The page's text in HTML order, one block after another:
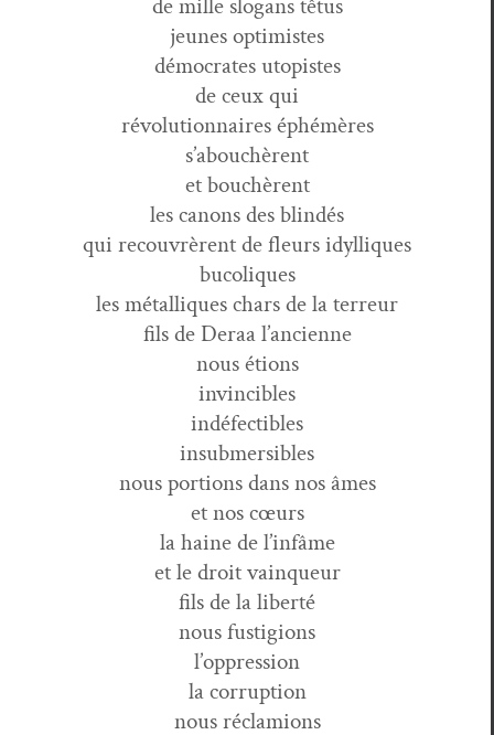
de mille slo­gans têtus
jeunes optimistes
démoc­rates utopistes
de ceux qui
révo­lu­tion­naires éphémères
s’abouchèrent
et bouchèrent
les canons des blindés
qui recou­vrèrent de fleurs idylliques
bucoliques
les métalliques chars de la terreur
fils de Der­aa l’ancienne
nous étions
invincibles
indéfectibles
insubmersibles
nous por­tions dans nos âmes
et nos cœurs
la haine de l’infâme
et le droit vainqueur
fils de la liberté
nous fustigions
l’oppression
la corruption
nous réclamions